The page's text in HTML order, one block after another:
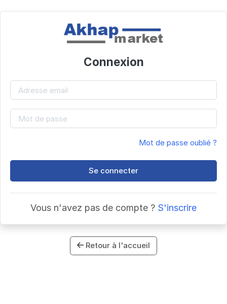
Connexion
Mot de passe oublié ?
Se connecter
Vous n'avez pas de compte ? S'inscrire
Retour à l'accueil